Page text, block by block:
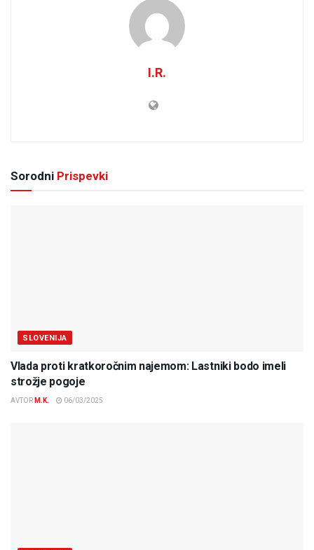
I.R.
Sorodni Prispevki
SLOVENIJA
Vlada proti kratkoročnim najemom: Lastniki bodo imeli
strožje pogoje
AVTOR M.K. 06/03/2025